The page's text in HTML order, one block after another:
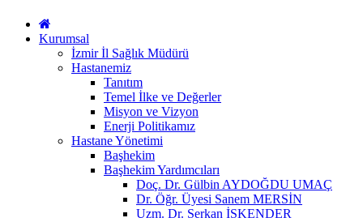
Kurumsal
İzmir İl Sağlık Müdürü
Hastanemiz
Tanıtım
Temel İlke ve Değerler
Misyon ve Vizyon
Enerji Politikamız
Hastane Yönetimi
Başhekim
Başhekim Yardımcıları
Doç. Dr. Gülbin AYDOĞDU UMAÇ
Dr. Öğr. Üyesi Sanem MERSİN
Uzm. Dr. Serkan İSKENDER